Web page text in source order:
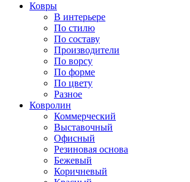
Ковры
В интерьере
По стилю
По составу
Производители
По ворсу
По форме
По цвету
Разное
Ковролин
Коммерческий
Выставочный
Офисный
Резиновая основа
Бежевый
Коричневый